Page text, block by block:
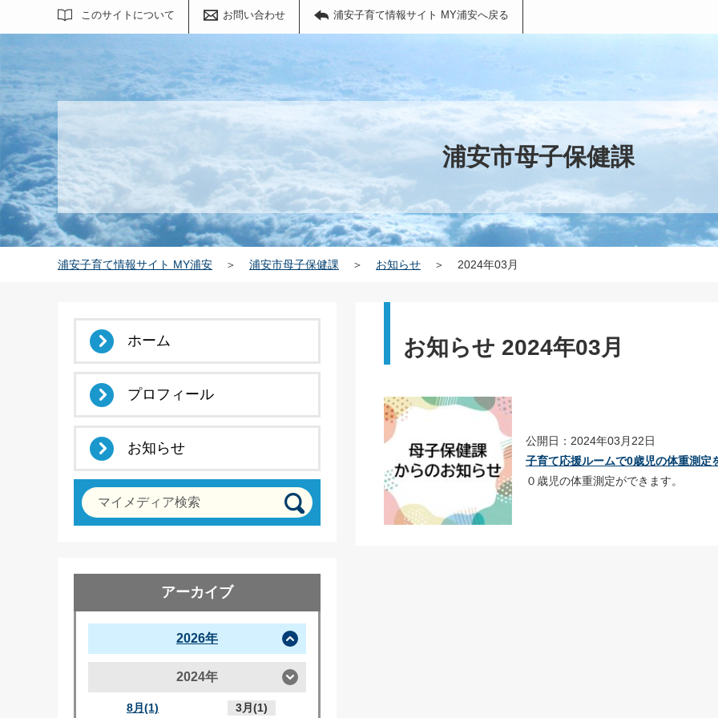
このサイトについて お問い合わせ 浦安子育て情報サイト MY浦安へ戻る
サイト内検索
浦安市母子保健課
浦安子育て情報サイト MY浦安 ＞ 浦安市母子保健課 ＞ お知らせ ＞ 2024年03月
お知らせ 2024年03月
公開日：2024年03月22日
子育て応援ルームで0歳児の体重測定
０歳児の体重測定ができます。
ホーム
プロフィール
お知らせ
マイメディア検索
アーカイブ
2026年
2024年
8月(1) 3月(1)